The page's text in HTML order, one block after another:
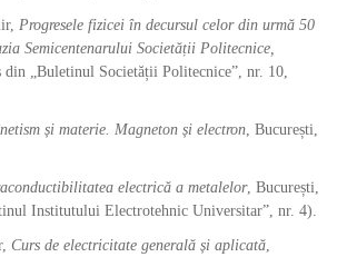
Progresele fizicei în decursul celor din urmă 50
Semicentenarului Societății Politecnice,
din „Buletinul Societății Politecnice”, nr. 10,
și materie. Magneton și electron, București,
electrică a metalelor, București,
Institutului Electrotehnic Universitar”, nr. 4).
Curs de electricitate generală și aplicată,